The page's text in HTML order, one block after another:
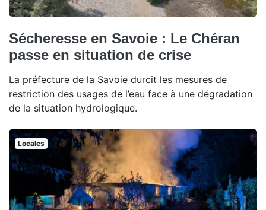
Sécheresse en Savoie : Le Chéran
passe en situation de crise
La préfecture de la Savoie durcit les mesures de
restriction des usages de l’eau face à une dégradation
de la situation hydrologique.
Locales